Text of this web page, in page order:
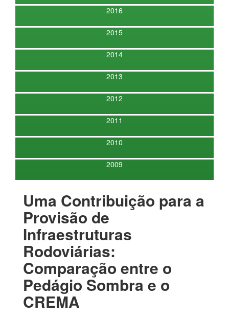
2016
2015
2014
2013
2012
2011
2010
2009
Uma Contribuição para a
Provisão de
Infraestruturas
Rodoviárias:
Comparação entre o
Pedágio Sombra e o
CREMA